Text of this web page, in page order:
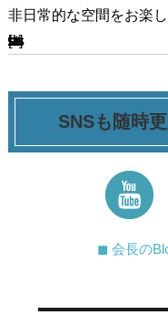
非日常的な空間をお楽し
[ssba-buttons]
SNSも随時
◼︎ 会長の